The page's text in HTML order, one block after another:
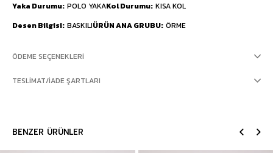
Yaka Durumu POLO YAKAKol Durumu KISA KOL
Desen Bilgisi BASKILIÜRÜN ANA GRUBU ÖRME
ÖDEME SEÇENEKLERI
TESLIMAT/İADE ŞARTLARI
BENZER ÜRÜNLER